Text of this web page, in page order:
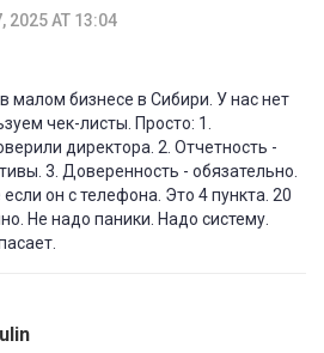
2025 AT 13:04
малом бизнесе в Сибири. У нас нет
чек-листы. Просто: 1.
директора. 2. Отчетность -
3. Доверенность - обязательно.
он с телефона. Это 4 пункта. 20
Не надо паники. Надо систему.